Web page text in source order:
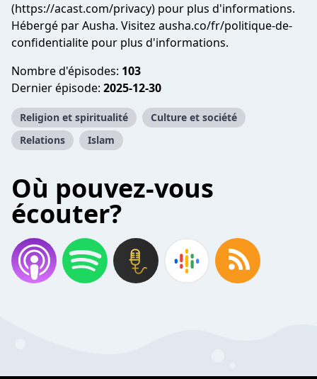
(https://acast.com/privacy) pour plus d'informations.
Hébergé par Ausha. Visitez ausha.co/fr/politique-de-
confidentialite pour plus d'informations.
Nombre d'épisodes: 103
Dernier épisode: 2025-12-30
Religion et spiritualité
Culture et société
Relations
Islam
Où pouvez-vous
écouter?